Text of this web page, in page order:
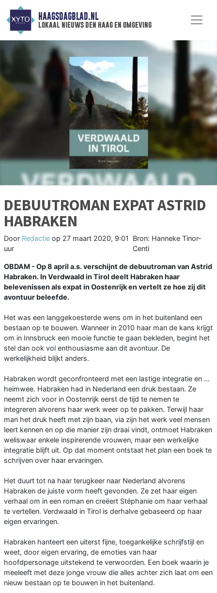
HAAGSDAGBLAD.NL
lokaal nieuws den haag en omgeving
DEBUUTROMAN EXPAT ASTRID
HABRAKEN
Door Redactie op 27 maart 2020, 9:01
uur
Bron: Hanneke Tinor-
Centi
OBDAM - Op 8 april a.s. verschijnt de debuutroman van Astrid
Habraken. In Verdwaald in Tirol deelt Habraken haar
belevenissen als expat in Oostenrijk en vertelt ze hoe zij dit
avontuur beleefde.
Het was een langgekoesterde wens om in het buitenland een
bestaan op te bouwen. Wanneer in 2010 haar man de kans krijgt
om in Innsbruck een mooie functie te gaan bekleden, begint het
stel dan ook vol enthousiasme aan dit avontuur. De
werkelijkheid blijkt anders.
Habraken wordt geconfronteerd met een lastige integratie en …
heimwee. Habraken had in Nederland een druk bestaan. Ze
neemt zich voor in Oostenrijk eerst de tijd te nemen te
integreren alvorens haar werk weer op te pakken. Terwijl haar
man het druk heeft met zijn baan, via zijn het werk veel mensen
leert kennen en op die manier zijn draai vindt, ontmoet Habraken
weliswaar enkele inspirerende vrouwen, maar een werkelijke
integratie blijft uit. Op dat moment ontstaat het plan een boek te
schrijven over haar ervaringen.
Het duurt tot na haar terugkeer naar Nederland alvorens
Habraken de juiste vorm heeft gevonden. Ze zet haar eigen
verhaal om in een roman en creëert Stéphanie om haar verhaal
te vertellen. Verdwaald in Tirol is derhalve gebaseerd op haar
eigen ervaringen.
Habraken hanteert een uiterst fijne, toegankelijke schrijfstijl en
weet, door eigen ervaring, de emoties van haar
hoofdpersonage uitstekend te verwoorden. Een boek waarin je
meeleeft met deze jonge vrouw die alles achter zich laat om een
nieuw bestaan op te bouwen in het buitenland.